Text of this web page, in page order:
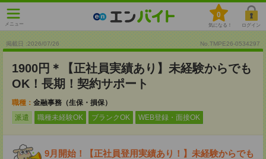
メニュー
0
気になる！ ログイン
掲載日 :2026/07/26 No.TMPE26-0534297
1900円＊【正社員実績あり】未経験からでも
OK！長期！契約サポート
職種： 金融事務（生保・損保）
派遣
職種未経験OK ブランクOK WEB登録・面接OK
9月開始！【正社員登用実績あり！】未経験からでも